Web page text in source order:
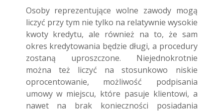
Osoby reprezentujące wolne zawody mogą
liczyć przy tym nie tylko na relatywnie wysokie
kwoty kredytu, ale również na to, że sam
okres kredytowania będzie długi, a procedury
zostaną uproszczone. Niejednokrotnie
można też liczyć na stosunkowo niskie
oprocentowanie, możliwość podpisania
umowy w miejscu, które pasuje klientowi, a
nawet na brak konieczności posiadania